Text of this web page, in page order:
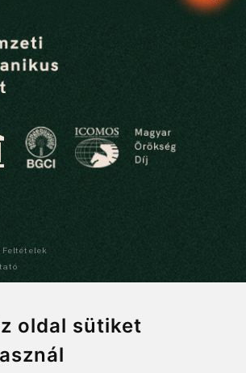
oldal sütiket
tájékoztató
védelem alatt áll, a tartalmak idézése során a forrás,
megnevezése kötelező -